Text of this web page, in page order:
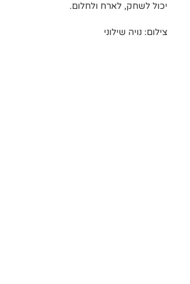
יכול לשחק, לארח ולחלום.
צילום: נויה שילוני